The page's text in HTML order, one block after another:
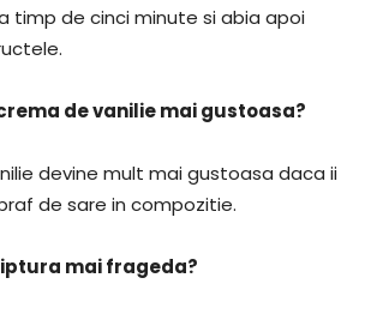
timp de cinci minute si abia apoi
de vanilie mai gustoasa?
devine mult mai gustoasa daca ii
de sare in compozitie.
mai frageda?